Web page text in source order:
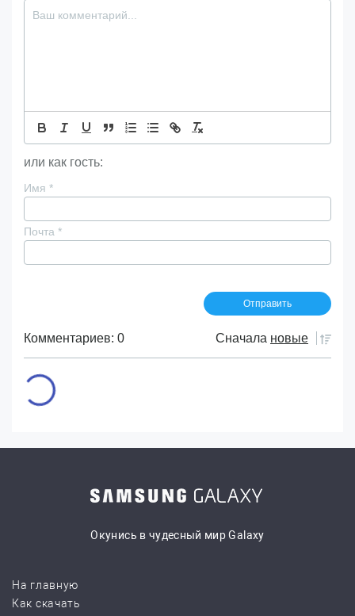
или как гость:
Имя *
Почта *
Комментариев: 0 Сначала новые
Окунись в чудесный мир Galaxy
На главную
Как скачать